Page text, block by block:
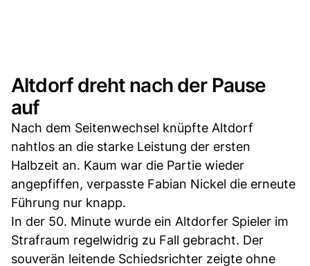
Altdorf dreht nach der Pause
auf
Nach dem Seitenwechsel knüpfte Altdorf
nahtlos an die starke Leistung der ersten
Halbzeit an. Kaum war die Partie wieder
angepfiffen, verpasste Fabian Nickel die erneute
Führung nur knapp.
In der 50. Minute wurde ein Altdorfer Spieler im
Strafraum regelwidrig zu Fall gebracht. Der
souverän leitende Schiedsrichter zeigte ohne